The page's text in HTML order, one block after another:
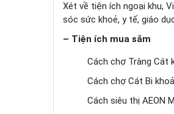
Xét về tiện ích ngoại khu,
sóc sức khoẻ, y tế, giáo
– Tiện ích mua sắm
Cách chợ Tràng Cát
Cách chợ Cát Bi
Cách siêu thị AEON